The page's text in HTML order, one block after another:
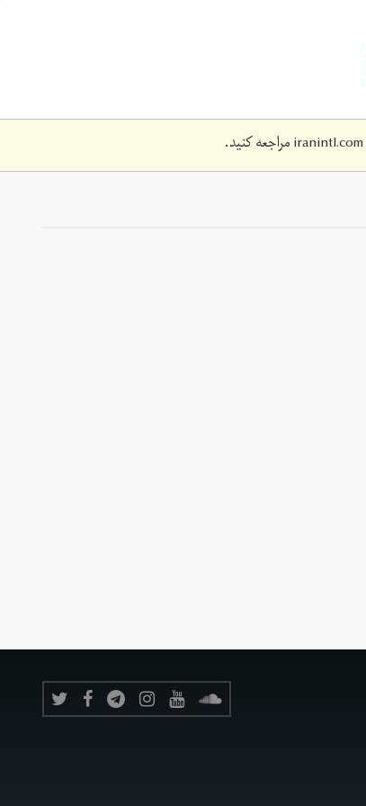
iranintl.comمراجعه کنید.